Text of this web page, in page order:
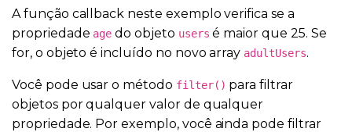
A função callback neste exemplo verifica se a
propriedade age do objeto users é maior que 25. Se
for, o objeto é incluído no novo array adultUsers.
Você pode usar o método filter() para filtrar
objetos por qualquer valor de qualquer
propriedade. Por exemplo, você ainda pode filtrar